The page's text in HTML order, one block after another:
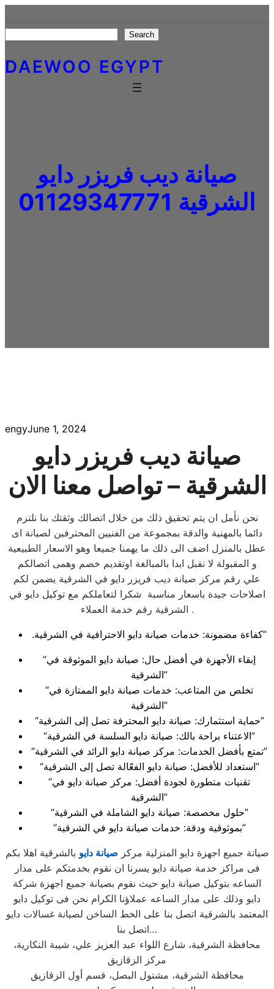
to
content
Search
DAEWOO EGYPT
صيانة ديب فريزر دايو
الشرقية 01129347771
engyJune 1, 2024
صيانة ديب فريزر دايو
الشرقية – تواصل معنا الان
نحن نأمل ان يتم تحقيق ذلك من خلال اتصالك وثقتك بنا نلتزم
دائما بالمهنية والدقة بمجموعة من الفنيين المحترفين لصيانة اى
عطل بالمنزل اضف الى ذلك ما يهمنا جميعا وهو الاسعار الطبيعية
و المقبولة لا نقبل ابدا بالمبالغة اوتقديم خصم وهمى اتصالكم
علي رقم مركز صيانة ديب فريزر دايو في الشرقية يضمن لكم
اصلاحات جيدة باسعار مناسبة شكرا لتعاملكم مع توكيل دايو في
الشرقية رقم خدمة العملاء .
.كفاءة مضمونة: خدمات صيانة دايو الاحترافية في الشرقية”
“إبقاء الأجهزة في أفضل حال: صيانة دايو الموثوقة في
الشرقية”
“تخلص من المتاعب: خدمات صيانة دايو الممتازة في
الشرقية”
“حماية استثمارك: صيانة دايو المحترفة تصل إلى الشرقية”
“الاعتناء براحة بالك: صيانة دايو السلسة في الشرقية”
“تمتع بأفضل الخدمات: مركز صيانة دايو الرائد في الشرقية”
“استعداد للأفضل: صيانة دايو الفعّالة تصل إلى الشرقية”
“تقنيات متطورة لجودة أفضل: مركز صيانة دايو في
الشرقية”
“حلول مخصصة: صيانة دايو الشاملة في الشرقية”
“بموثوقية ودقة: خدمات صيانة دايو في الشرقية”
صيانة جميع اجهزة دايو المنزلية مركز صيانة دايو بالشرقية اهلا بكم
فى مراكز خدمة صيانة دايو يسرنا ان نقوم بخدمتكم على مدار
الساعه بتوكيل صيانة دايو حيث نقوم بصيانة جميع اجهزة شركة
دايو وذلك على مدار الساعه عملاؤنا الكرام نحن فى توكيل دايو
المعتمد بالشرقية اتصل بنا على الخط الساخن لصيانة غسالات دايو
اتصل بنا…
محافظة الشرقية، شارع اللواء عبد العزيز علي، شيبة النكارية،
مركز الزقازيق
محافظة الشرقية، مشتول البصل، قسم أول الزقازيق